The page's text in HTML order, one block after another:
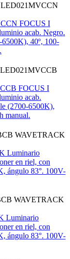
FOCUS I
acab. Negro.
40º, 100-
FOCUS I
acab.
(2700-6500K),
manual.
WAVETRACK
Luminario
en riel, con
ángulo 83°. 100V-
WAVETRACK
Luminario
en riel, con
ángulo 83°. 100V-